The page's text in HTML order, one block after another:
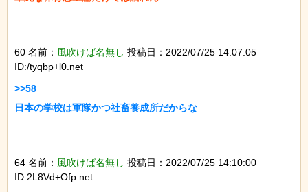
60 名前： 風吹けば名無し 投稿日：2022/07/25 14:07:05
ID:/tyqbp+l0.net
>>58
日本の学校は軍隊かつ社畜養成所だからな
64 名前： 風吹けば名無し 投稿日：2022/07/25 14:10:00
ID:2L8Vd+Ofp.net